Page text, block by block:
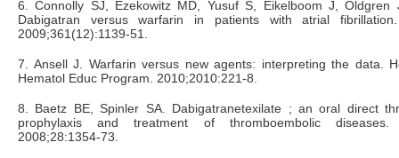
6. Connolly SJ, Ezekowitz MD, Yusuf S, Eikelboom J,
Dabigatran versus warfarin in patients with atrial
2009;361(12):1139-51.
7. Ansell J. Warfarin versus new agents: interpreting the data.
Hematol Educ Program. 2010;2010:221-8.
8. Baetz BE, Spinler SA. Dabigatranetexilate ; an oral direct
prophylaxis and treatment of thromboembolic diseases.
2008;28:1354-73.